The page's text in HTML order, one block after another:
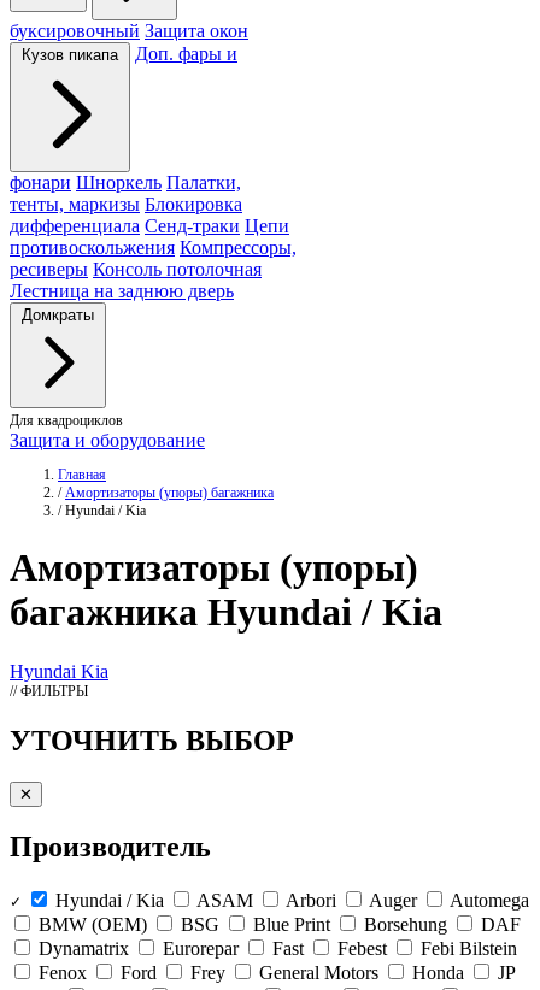
буксировочный Защита окон
Кузов пикапа Доп. фары и
фонари Шноркель Палатки,
тенты, маркизы Блокировка
дифференциала Сенд-траки Цепи
противоскольжения Компрессоры,
ресиверы Консоль потолочная
Лестница на заднюю дверь
Домкраты
Для квадроциклов
Защита и оборудование
Главная
/ Амортизаторы (упоры) багажника
/ Hyundai / Kia
Амортизаторы (упоры)
багажника Hyundai / Kia
Hyundai Kia
// ФИЛЬТРЫ
УТОЧНИТЬ ВЫБОР
✕
Производитель
✓ Hyundai / Kia ASAM Arbori Auger
Automega
BMW (OEM)
BSG Blue Print Borsehung
DAF
Dynamatrix
Eurorepar Fast Febest
Febi Bilstein
Fenox
Ford Frey General Motors Honda
JP